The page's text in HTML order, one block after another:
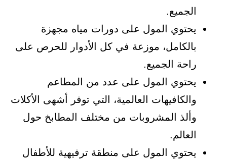
الجميع.
يحتوي المول على دورات مياه مجهزة
بالكامل، موزعة في كل الأدوار للحرص على
راحة الجميع.
يحتوي المول على عدد من المطاعم
والكافيهات العالمية، التي توفر أشهى الأكلات
وألذ المشروبات من مختلف المطابخ حول
العالم.
يحتوي المول على منطقة ترفيهية للأطفال